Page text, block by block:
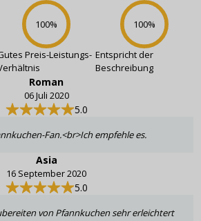
100%
Preis-Leistungs-
100%
Entspricht der
Beschreibung
Roman
06 Juli 2020
5.0
Fan.<br>Ich empfehle es.
Asia
16 September 2020
5.0
von Pfannkuchen sehr erleichtert